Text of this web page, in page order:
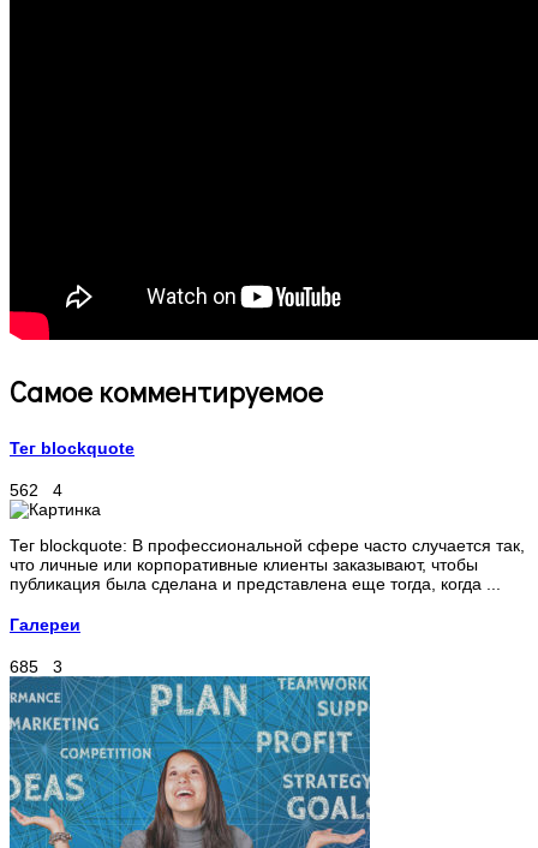
Самое комментируемое
Тег blockquote
562 4
Тег blockquote: В профессиональной сфере часто случается так,
что личные или корпоративные клиенты заказывают, чтобы
публикация была сделана и представлена еще тогда, когда ...
Галереи
685 3